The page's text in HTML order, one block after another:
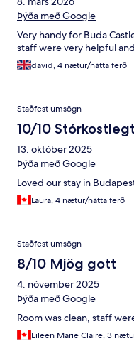
Þýða með Google
Very handy for Buda
staff were very helpful
david, 4 nætur/nátta ferð
Staðfest umsögn
10/10 Stórkostlegt
13. október 2025
Þýða með Google
Loved our stay in
Laura, 4 nætur/nátta ferð
Staðfest umsögn
8/10 Mjög gott
4. nóvember 2025
Þýða með Google
Room was clean, staff
Eileen Marie Claire, 3